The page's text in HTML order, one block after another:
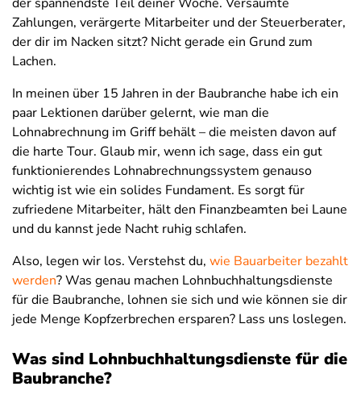
Zahlungen, verärgerte Mitarbeiter und der Steuerberater,
der dir im Nacken sitzt? Nicht gerade ein Grund zum
Lachen.
In meinen über 15 Jahren in der Baubranche habe ich ein
paar Lektionen darüber gelernt, wie man die
Lohnabrechnung im Griff behält – die meisten davon auf
die harte Tour. Glaub mir, wenn ich sage, dass ein gut
funktionierendes Lohnabrechnungssystem genauso
wichtig ist wie ein solides Fundament. Es sorgt für
zufriedene Mitarbeiter, hält den Finanzbeamten bei Laune
und du kannst jede Nacht ruhig schlafen.
Also, legen wir los. Verstehst du, wie Bauarbeiter bezahlt
werden? Was genau machen Lohnbuchhaltungsdienste
für die Baubranche, lohnen sie sich und wie können sie dir
jede Menge Kopfzerbrechen ersparen? Lass uns loslegen.
Was sind Lohnbuchhaltungsdienste für die
Baubranche?